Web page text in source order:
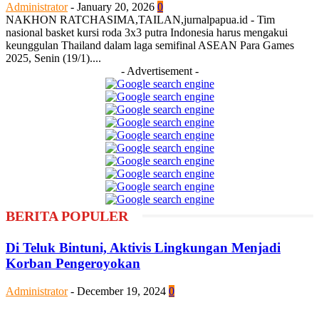
Administrator - January 20, 2026 0
NAKHON RATCHASIMA,TAILAN,jurnalpapua.id - Tim
nasional basket kursi roda 3x3 putra Indonesia harus mengakui
keunggulan Thailand dalam laga semifinal ASEAN Para Games
2025, Senin (19/1)....
- Advertisement -
BERITA POPULER
Di Teluk Bintuni, Aktivis Lingkungan Menjadi
Korban Pengeroyokan
Administrator - December 19, 2024 0